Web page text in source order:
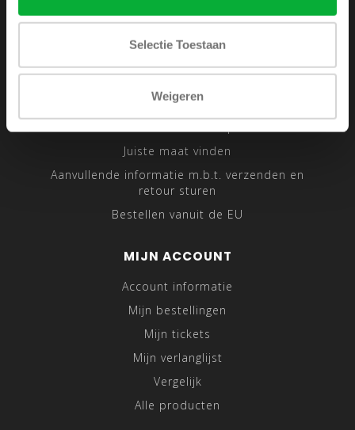
Selectie Toestaan
Weigeren
Sitemap
Traveling Tailor
Juiste maat vinden
Aanvullende informatie m.b.t. verzenden en
retour sturen
Bestellen vanuit de EU
MIJN ACCOUNT
Account informatie
Mijn bestellingen
Mijn tickets
Mijn verlanglijst
Vergelijk
Alle producten